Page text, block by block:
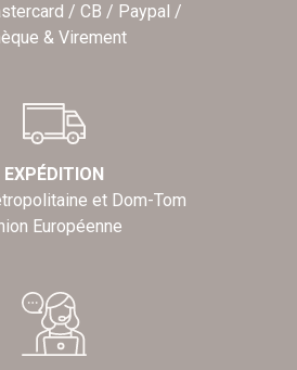
/ CB / Paypal /
& Virement
EXPÉDITION
et Dom-Tom
Européenne